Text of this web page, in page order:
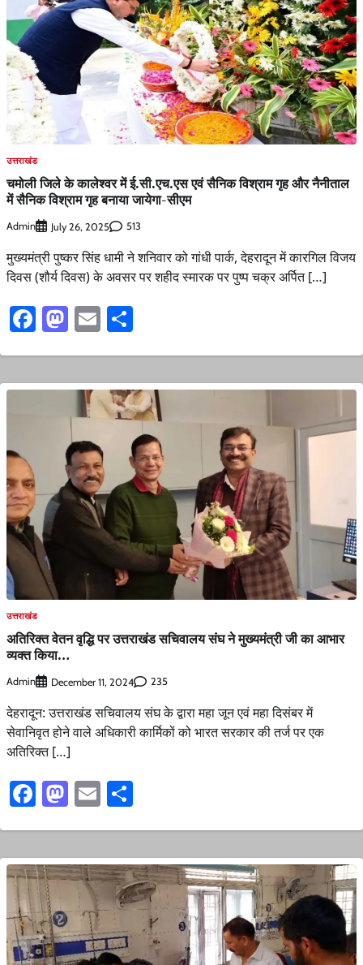
उत्तराखंड
चमोली जिले के कालेश्वर में ई.सी.एच.एस एवं सैनिक विश्राम गृह और नैनीताल
में सैनिक विश्राम गृह बनाया जायेगा-सीएम
Admin July 26, 2025 513
मुख्यमंत्री पुष्कर सिंह धामी ने शनिवार को गांधी पार्क, देहरादून में कारगिल विजय
दिवस (शौर्य दिवस) के अवसर पर शहीद स्मारक पर पुष्प चक्र अर्पित […]
Facebook
Mastodon
Email
उत्तराखंड
अतिरिक्त वेतन वृद्धि पर उत्तराखंड सचिवालय संघ ने मुख्यमंत्री जी का आभार
व्यक्त किया…
Admin December 11, 2024 235
देहरादून: उत्तराखंड सचिवालय संघ के द्वारा महा जून एवं महा दिसंबर में
सेवानिवृत होने वाले अधिकारी कार्मिकों को भारत सरकार की तर्ज पर एक
अतिरिक्त […]
Facebook
Mastodon
Email